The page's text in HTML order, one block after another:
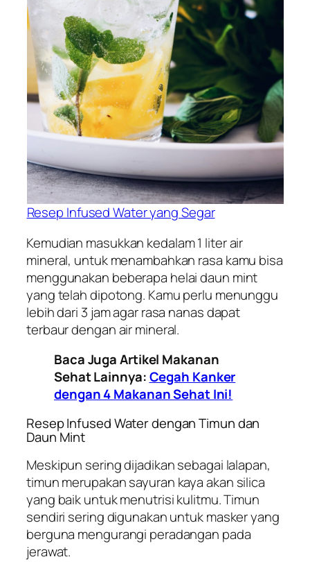
Resep Infused Water yang Segar
Kemudian masukkan kedalam 1 liter air
mineral, untuk menambahkan rasa kamu bisa
menggunakan beberapa helai daun mint
yang telah dipotong. Kamu perlu menunggu
lebih dari 3 jam agar rasa nanas dapat
terbaur dengan air mineral.
Baca Juga Artikel Makanan
Sehat Lainnya:Cegah Kanker
dengan 4 Makanan Sehat Ini!
Resep Infused Water dengan Timun dan
Daun Mint
Meskipun sering dijadikan sebagai lalapan,
timun merupakan sayuran kaya akan silica
yang baik untuk menutrisi kulitmu. Timun
sendiri sering digunakan untuk masker yang
berguna mengurangi peradangan pada
jerawat.